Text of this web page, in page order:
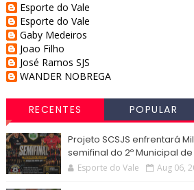
Esporte do Vale
Esporte do Vale
Gaby Medeiros
Joao Filho
José Ramos SJS
WANDER NOBREGA
RECENTES POPULAR
Projeto SCSJS enfrentará
semifinal do 2º Municipal
Esporte do Vale Aug 06,